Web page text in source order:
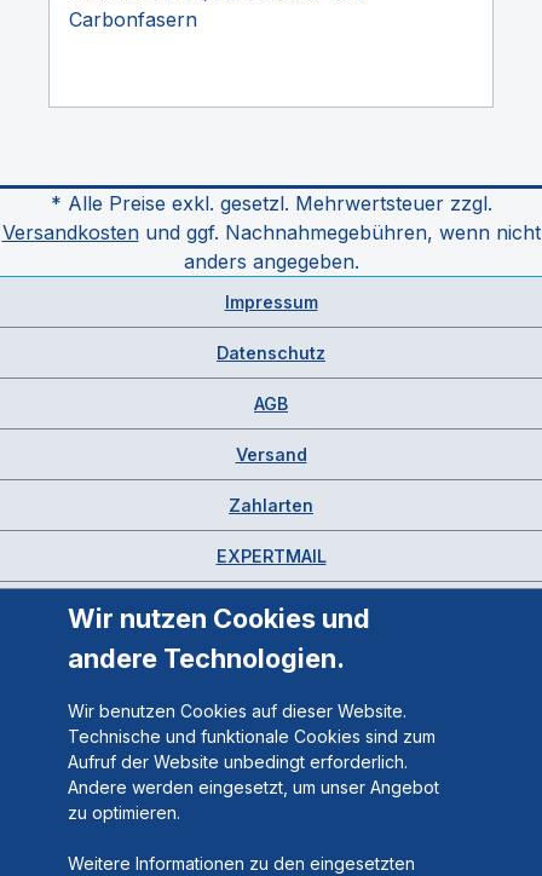
Carbonfasern
* Alle Preise exkl. gesetzl. Mehrwertsteuer zzgl.
Versandkostenund ggf. Nachnahmegebühren, wenn nicht
anders angegeben.
Impressum
Datenschutz
AGB
Versand
Zahlarten
EXPERTMAIL
Wir nutzen Cookies und
andere Technologien.
Wir benutzen Cookies auf dieser Website.
Technische und funktionale Cookies sind zum
Aufruf der Website unbedingt erforderlich.
Andere werden eingesetzt, um unser Angebot
zu optimieren.
Weitere Informationen zu den eingesetzten